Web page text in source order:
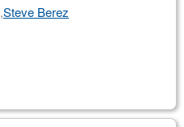
,Steve Berez